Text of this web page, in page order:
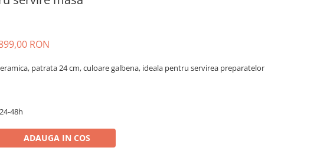
RON
patrata 24 cm, culoare galbena, ideala pentru servirea preparatelor
24-48h
ADAUGA IN COS